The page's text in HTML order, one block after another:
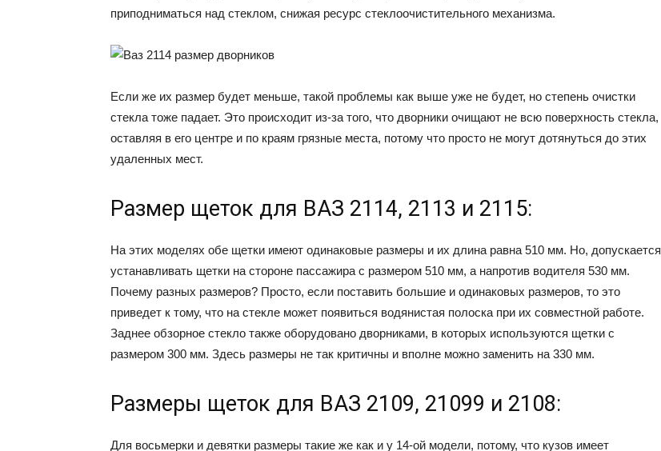
приподниматься над стеклом, снижая ресурс стеклоочистительного механизма.
Если же их размер будет меньше, такой проблемы как выше уже не будет, но степень очистки
стекла тоже падает. Это происходит из-за того, что дворники очищают не всю поверхность стекла,
оставляя в его центре и по краям грязные места, потому что просто не могут дотянуться до этих
удаленных мест.
Размер щеток для ВАЗ 2114, 2113 и 2115:
На этих моделях обе щетки имеют одинаковые размеры и их длина равна 510 мм. Но, допускается
устанавливать щетки на стороне пассажира с размером 510 мм, а напротив водителя 530 мм.
Почему разных размеров? Просто, если поставить большие и одинаковых размеров, то это
приведет к тому, что на стекле может появиться водянистая полоска при их совместной работе.
Заднее обзорное стекло также оборудовано дворниками, в которых используются щетки с
размером 300 мм. Здесь размеры не так критичны и вполне можно заменить на 330 мм.
Размеры щеток для ВАЗ 2109, 21099 и 2108:
Для восьмерки и девятки размеры такие же как и у 14-ой модели, потому, что кузов имеет